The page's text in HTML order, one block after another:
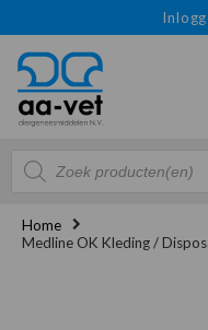
Producten
zoeken
Home
Medline OK Kleding /